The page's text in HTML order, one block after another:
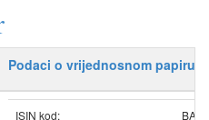
Podaci o vrijednosnom papiru
ISIN kod: